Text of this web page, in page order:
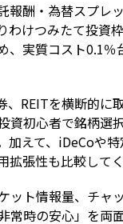
酬・為替スプレ
けつみたて投資
実質コスト0.1
REITを横断的に
資初心者で銘柄選
えて、iDeCoや
張性も比較してく
ト情報量、チャ
時の安心」を両